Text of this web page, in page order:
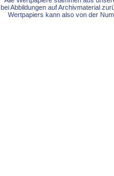
bei Abbildungen auf Archivmaterial
Wertpapiers kann also von der